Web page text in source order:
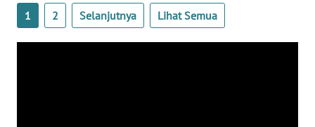
1 2 Selanjutnya Lihat Semua
WN
PAPUA